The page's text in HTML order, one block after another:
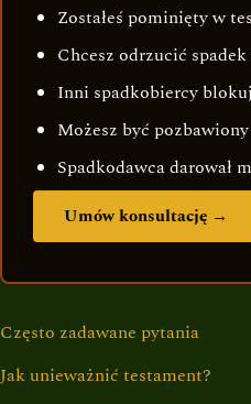
Zostałeś pominięty w
Chcesz odrzucić spadek
Inni spadkobiercy
Możesz być
Spadkodawca darował
Umów konsultację →
Często zadawane pytania
Jak unieważnić testament?